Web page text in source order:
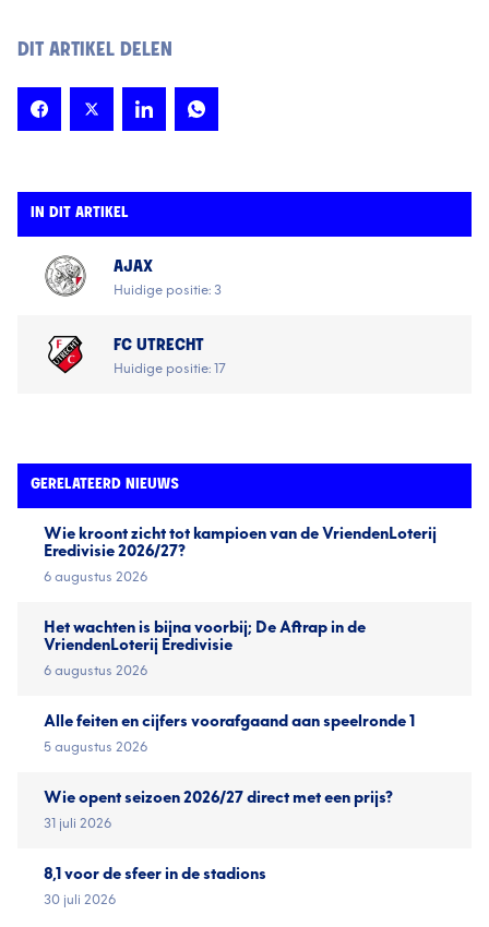
DIT ARTIKEL DELEN
IN DIT ARTIKEL
AJAX
Huidige positie: 3
FC UTRECHT
Huidige positie: 17
GERELATEERD NIEUWS
Wie kroont zicht tot kampioen van de VriendenLoterij
Eredivisie 2026/27?
6 augustus 2026
Het wachten is bijna voorbij; De Aftrap in de
VriendenLoterij Eredivisie
6 augustus 2026
Alle feiten en cijfers voorafgaand aan speelronde 1
5 augustus 2026
Wie opent seizoen 2026/27 direct met een prijs?
31 juli 2026
8,1 voor de sfeer in de stadions
30 juli 2026